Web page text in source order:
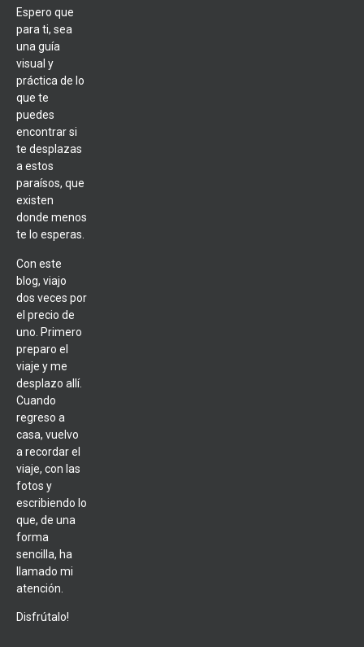
Espero que
para ti, sea
una guía
visual y
práctica de lo
que te
puedes
encontrar si
te desplazas
a estos
paraísos, que
existen
donde menos
te lo esperas.
Con este
blog, viajo
dos veces por
el precio de
uno. Primero
preparo el
viaje y me
desplazo allí.
Cuando
regreso a
casa, vuelvo
a recordar el
viaje, con las
fotos y
escribiendo lo
que, de una
forma
sencilla, ha
llamado mi
atención.
Disfrútalo!